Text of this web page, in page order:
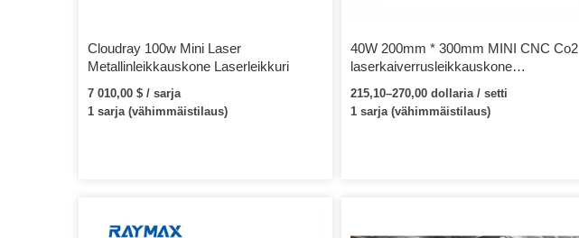
Cloudray 100w Mini Laser
Metallinleikkauskone Laserleikkuri
7 010,00 $ / sarja
1 sarja (vähimmäistilaus)
40W 200mm * 300mm MINI CNC Co2
laserkaiverrusleikkauskone
215,10–270,00 dollaria / setti
1 sarja (vähimmäistilaus)